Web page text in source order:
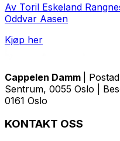
Av Toril Eskeland
Oddvar Aasen
Kjøp her
Cappelen Damm
|
Sentrum, 0055 Oslo |
0161 Oslo
KONTAKT OSS